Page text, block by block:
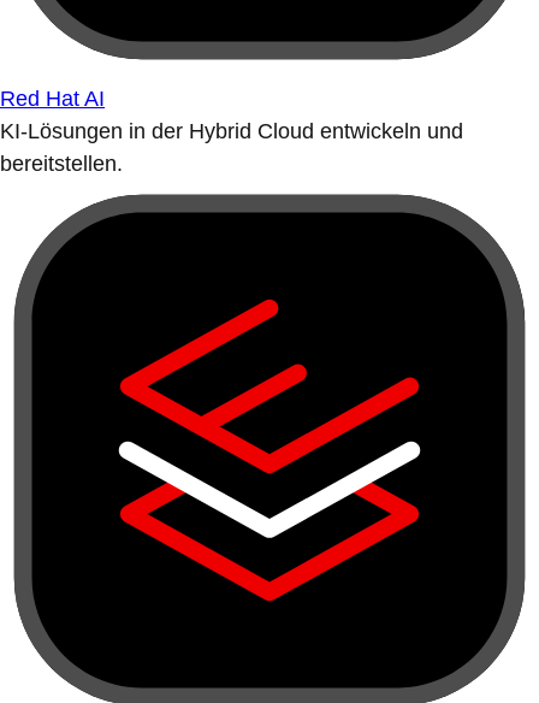
Red Hat AI
KI-Lösungen in der Hybrid Cloud entwickeln und
bereitstellen.